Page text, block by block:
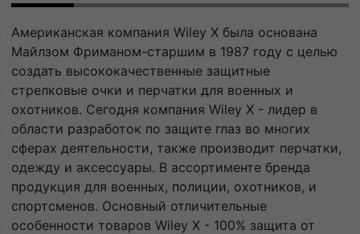
Американская компания Wiley X была основана
Майлзом Фриманом-старшим в 1987 году с целью
создать высококачественные защитные
стрелковые очки и перчатки для военных и
охотников. Сегодня компания Wiley X - лидер в
области разработок по защите глаз во многих
сферах деятельности, также производит перчатки,
одежду и аксессуары. В ассортименте бренда
продукция для военных, полиции, охотников, и
спортсменов. Основный отличительные
особенности товаров Wiley X - 100% защита от